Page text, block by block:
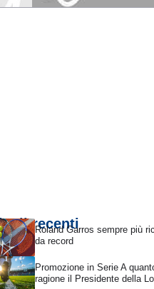
recenti
Roland Garros sempre più
da record
Promozione in Serie A
ragione il Presidente della